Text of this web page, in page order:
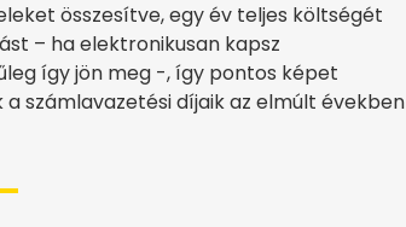
összesítve, egy év teljes költségét
– ha elektronikusan kapsz
így jön meg -, így pontos képet
számlavazetési díjaik az elmúlt években